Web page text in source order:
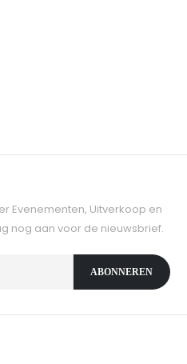
Evenementen, Uitverkoop en
nog aan voor de nieuwsbrief.